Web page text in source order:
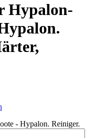
Hypalon-
- Hypalon. Reiniger.